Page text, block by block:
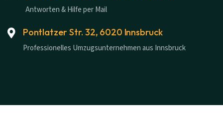
Antworten & Hilfe per Mail
Pontlatzer Str. 32, 6020 Innsbruck
Professionelles Umzugsunternehmen aus Innsbruck